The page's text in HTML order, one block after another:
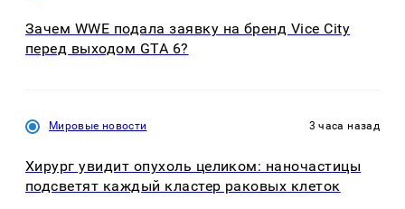
Зачем WWE подала заявку на бренд Vice City
перед выходом GTA 6?
Мировые новости 3 часа назад
Хирург увидит опухоль целиком: наночастицы
подсветят каждый кластер раковых клеток